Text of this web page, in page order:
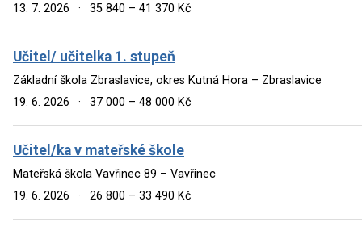
13. 7. 2026
· 35 840 – 41 370 Kč
Učitel/ učitelka 1. stupeň
Základní škola Zbraslavice, okres Kutná Hora – Zbraslavice
19. 6. 2026
· 37 000 – 48 000 Kč
Učitel/ka v mateřské škole
Mateřská škola Vavřinec 89 – Vavřinec
19. 6. 2026
· 26 800 – 33 490 Kč